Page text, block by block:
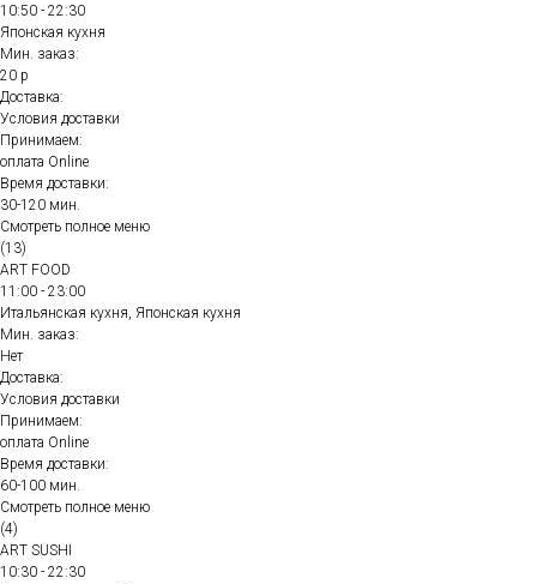
10:50 - 22:30
Японская кухня
Мин. заказ:
20 р
Доставка:
Условия доставки
Принимаем:
оплата Online
Время доставки:
30-120 мин.
Смотреть полное меню
(13)
ART FOOD
11:00 - 23:00
Итальянская кухня, Японская кухня
Мин. заказ:
Нет
Доставка:
Условия доставки
Принимаем:
оплата Online
Время доставки:
60-100 мин.
Смотреть полное меню
(4)
ART SUSHI
10:30 - 22:30